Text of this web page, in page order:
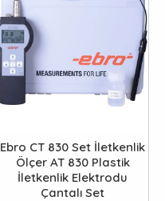
Ebro CT 830 Set İletkenlik
Ölçer AT 830 Plastik
İletkenlik Elektrodu
Çantalı Set